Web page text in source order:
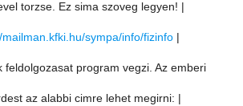
torzse. Ez sima szoveg legyen! |
mailman.kfki.hu/sympa/info/fizinfo
feldolgozasat program vegzi. Az emberi
az alabbi cimre lehet megirni: |